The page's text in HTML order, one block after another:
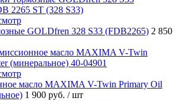
GOLDfren 328 S33 (FDB2265) 2 850
масло MAXIMA V-Twin Primary Oil
1 900 руб. / шт